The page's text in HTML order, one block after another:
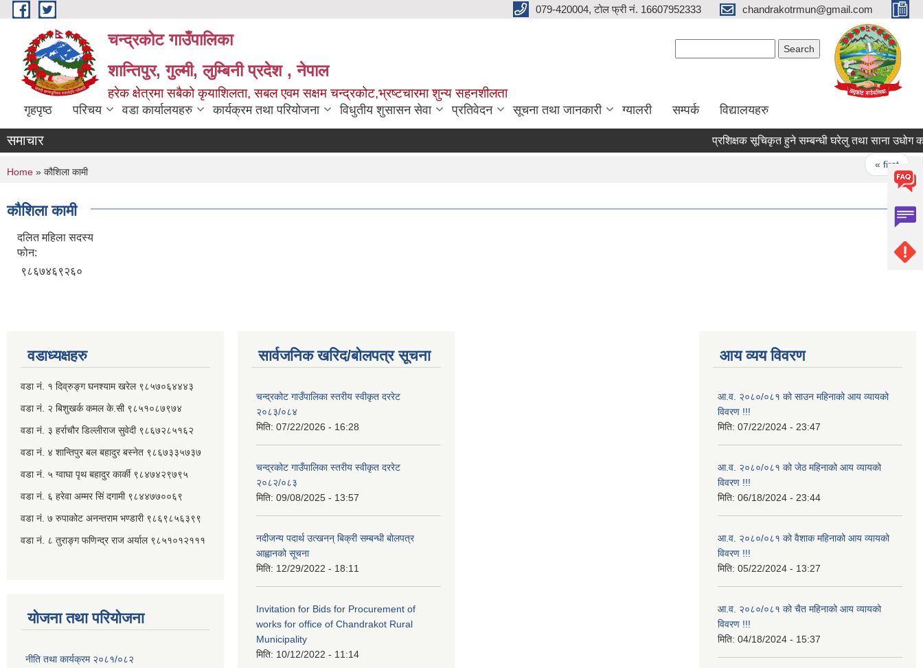
Skip to main content 079-420004, टोल फ्री नं. 16607952333 chandrakotrmun@gmail.com
चन्द्रकोट गाउँपालिका
शान्तिपुर, गुल्मी, लुम्बिनी प्रदेश , नेपाल
हरेक क्षेत्रमा सबैको कृयाशिलता, सबल एवम सक्षम चन्द्रकोट,भ्रष्टचारमा शुन्य सहनशीलता
गृहपृष्ठ परिचय वडा कार्यालयहरु कार्यक्रम तथा परियोजना विधुतीय शुसासन सेवा प्रतिवेदन सूचना तथा जानकारी ग्यालरी सम्पर्क विद्यालयहरु
समाचार प्रशिक्षक सूचिकृत हुने सम्बन्धी घरेलु तथा साना उधोग
« first
You are here
Home » कौशिला कामी
कौशिला कामी
दलित महिला सदस्य
फोन:
९८६७४६९२६०
वडाध्यक्षहरु
वडा नं. १ दिव्रुङ्ग घनश्याम खरेल ९८५७०६४४४३
वडा नं. २ ‌‍बिशुखर्क कमल के.सी ९८५१०८७९७४
वडा नं. ३ हर्राचौर डिल्लीराज सुवेदी ९८६७२८५१६२
वडा नं. ४ शान्तिपुर बल बहादुर बस्नेत​ ९८६७३३५७३७
वडा नं. ५ ग्वाघा पृथ बहादुर कार्की ९८४७४२९७९५
वडा नं. ६ हरेवा अम्मर सिं दगामी​ ९८४४७७००६९
वडा नं. ७ ‌‍रुपाकोट अनन्तराम भण्डारी ९८६९८५६३९९
वडा नं. ८ तुराङ्ग फणिन्द्र राज अर्याल ९८५१०१२१११
योजना तथा परियोजना
नीति तथा कार्यक्रम २०८१/०८२
सार्वजनिक खरिद/बोलपत्र सूचना
चन्द्रकोट गाउँपालिका स्तरीय स्वीकृत दररेट
२०८३/०८४
मिति: 07/22/2026 - 16:28
चन्द्रकोट गाउँपालिका स्तरीय स्वीकृत दररेट
२०८२/०८३
मिति: 09/08/2025 - 13:57
नदीजन्य पदार्थ उत्खनन् बिक्री सम्बन्धी बोलपत्र
आह्वानको सूचना
मिति: 12/29/2022 - 18:11
Invitation for Bids for Procurement of
works for office of Chandrakot Rural
Municipality
मिति: 10/12/2022 - 11:14
आय व्यय विवरण
आ.व. २०८०/०८१ को साउन महिनाको आय व्यायको
विवरण !!!
मिति: 07/22/2024 - 23:47
आ.व. २०८०/०८१ को जेठ महिनाको आय व्यायको
विवरण !!!
मिति: 06/18/2024 - 23:44
आ.व. २०८०/०८१ को वैशाक महिनाको आय व्यायको
विवरण !!!
मिति: 05/22/2024 - 13:27
आ.व. २०८०/०८१ को चैत महिनाको आय व्यायको
विवरण !!!
मिति: 04/18/2024 - 15:37